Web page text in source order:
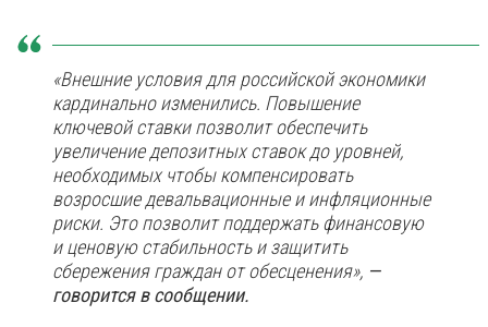
«Внешние условия для российской экономики
кардинально изменились. Повышение
ключевой ставки позволит обеспечить
увеличение депозитных ставок до уровней,
необходимых чтобы компенсировать
возросшие девальвационные и инфляционные
риски. Это позволит поддержать финансовую
и ценовую стабильность и защитить
сбережения граждан от обесценения», —
говорится в сообщении.